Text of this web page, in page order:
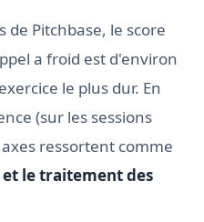
de Pitchbase, le score
a froid est d'environ
le plus dur. En
(sur les sessions
ressortent comme
et le traitement des